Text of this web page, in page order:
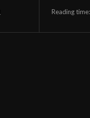
Reading time: